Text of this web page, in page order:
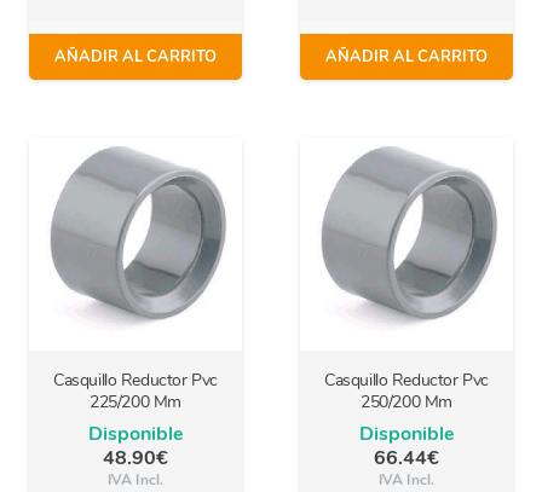
AÑADIR AL CARRITO AÑADIR AL CARRITO
Casquillo Reductor Pvc
225/200 Mm
Disponible
48.90€
IVA Incl.
Casquillo Reductor Pvc
250/200 Mm
Disponible
66.44€
IVA Incl.